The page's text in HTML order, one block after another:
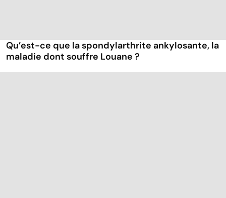
Qu’est-ce que la spondylarthrite ankylosante, la
maladie dont souffre Louane ?